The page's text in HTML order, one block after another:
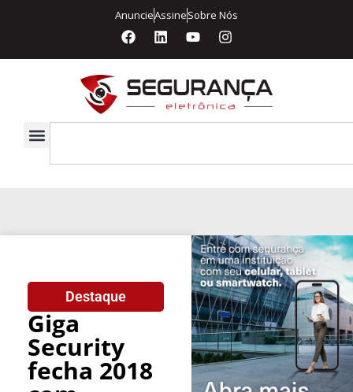
AnuncieAssineSobre Nós
Destaque
Giga
Security
fecha 2018